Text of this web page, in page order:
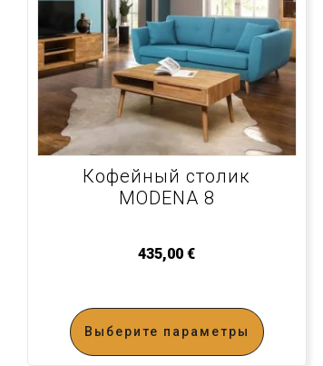
Кофейный столик
MODENA 8
435,00€
Выберите параметры